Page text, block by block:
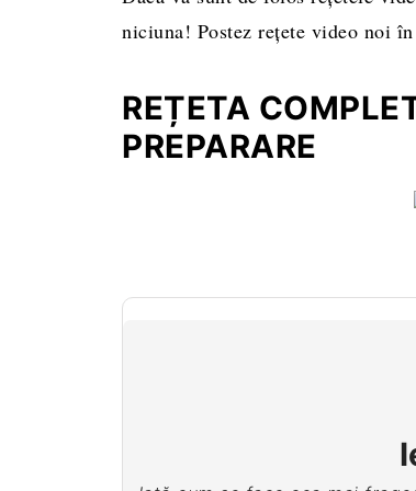
niciuna! Postez rețete video noi în
REȚETA
PREPARARE